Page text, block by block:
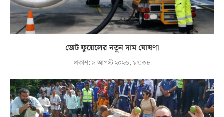
জেট ফুয়েলের নতুন দাম ঘোষণা
প্রকাশ: ৯ আগস্ট ২০২৬, ১৭:৩৮